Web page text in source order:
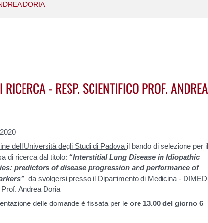
DORIA
- RESP. SCIENTIFICO PROF. ANDREA
dell'Università degli Studi di Padova il bando di selezione per il
di ricerca dal titolo: “Interstitial Lung Disease in Idiopathic
predictors of disease progression and performance of
da svolgersi presso il Dipartimento di Medicina - DIMED,
Andrea Doria
delle domande è fissata per leore 13.00 del giorno 6